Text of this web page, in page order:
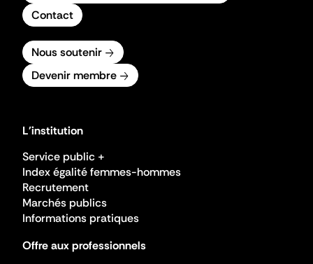
Contact
Nous soutenir
Devenir membre
L'institution
Service public +
Index égalité femmes-hommes
Recrutement
Marchés publics
Informations pratiques
Offre aux professionnels